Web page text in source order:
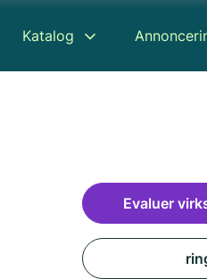
Katalog
Evaluer